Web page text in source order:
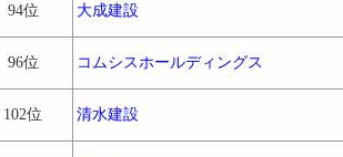
94位 大成建設
96位 コムシスホールディングス
102位 清水建設